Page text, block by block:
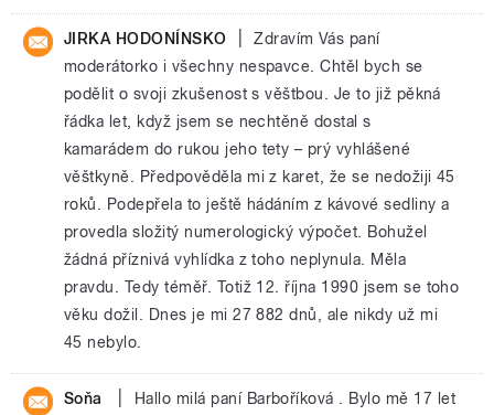
JIRKA HODONÍNSKO
Zdravím Vás paní
moderátorko i všechny nespavce. Chtěl bych se
podělit o svoji zkušenost s věštbou. Je to již pěkná
řádka let, když jsem se nechtěně dostal s
kamarádem do rukou jeho tety – prý vyhlášené
věštkyně. Předpověděla mi z karet, že se nedožiji 45
roků. Podepřela to ještě hádáním z kávové sedliny a
provedla složitý numerologický výpočet. Bohužel
žádná příznivá vyhlídka z toho neplynula. Měla
pravdu. Tedy téměř. Totiž 12. října 1990 jsem se toho
věku dožil. Dnes je mi 27 882 dnů, ale nikdy už mi
45 nebylo.
Soňa
Hallo milá paní Barboříková . Bylo mě 17 let